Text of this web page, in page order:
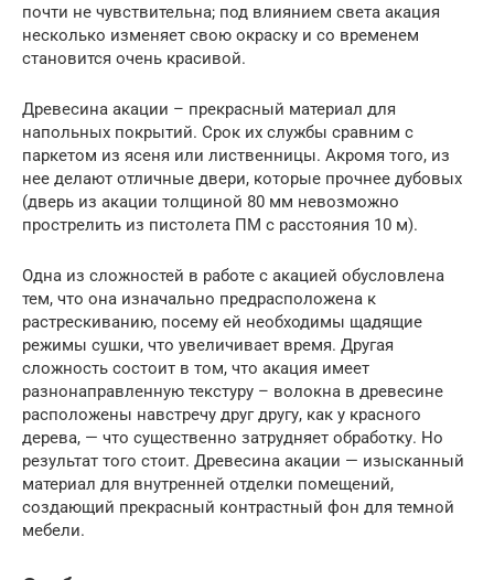
почти не чувствительна; под влиянием света акация
несколько изменяет свою окраску и со временем
становится очень красивой.
Древесина акации – прекрасный материал для
напольных покрытий. Срок их службы сравним с
паркетом из ясеня или лиственницы. Акромя того, из
нее делают отличные двери, которые прочнее дубовых
(дверь из акации толщиной 80 мм невозможно
прострелить из пистолета ПМ с расстояния 10 м).
Одна из сложностей в работе с акацией обусловлена
тем, что она изначально предрасположена к
растрескиванию, посему ей необходимы щадящие
режимы сушки, что увеличивает время. Другая
сложность состоит в том, что акация имеет
разнонаправленную текстуру – волокна в древесине
расположены навстречу друг другу, как у красного
дерева, — что существенно затрудняет обработку. Но
результат того стоит. Древесина акации — изысканный
материал для внутренней отделки помещений,
создающий прекрасный контрастный фон для темной
мебели.